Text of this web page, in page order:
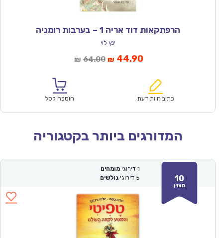
הרפתקאות דוד אריה 1 – בערבות רומניה
ינץ לוי
₪ 64.00המחיר
₪64.00.
₪ 44.90המחיר
הוא:
כתוב חוות דעת הוספה לסל
המדורגים ביותר בקטגוריה
10
מצוין
1 דירוגי מומחים
5 דירוגי גולשים